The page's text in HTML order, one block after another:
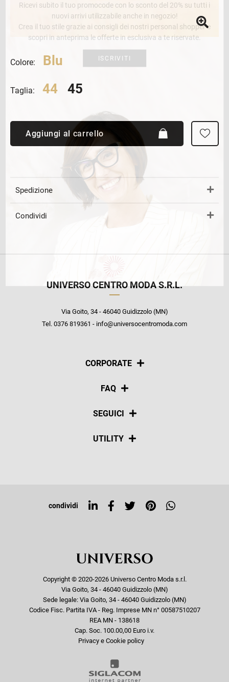
Colore: Blu
Taglia: 44 45
Aggiungi al carrello
Spedizione
Condividi
UNIVERSO CENTRO MODA S.R.L.
Via Goito, 34 - 46040 Guidizzolo (MN)
Tel. 0376 819361 - info@universocentromoda.com
CORPORATE
Chi siamo
FAQ
Pagamenti
SEGUICI
Social
UTILITY
Top ricerche
condividi
Copyright © 2020-2026 Universo Centro Moda s.r.l.
Via Goito, 34 - 46040 Guidizzolo (MN)
Sede legale: Via Goito, 34 - 46040 Guidizzolo (MN)
Codice Fisc. Partita IVA - Reg. Imprese MN n° 00587510207
REA MN - 138618
Cap. Soc. 100.00,00 Euro i.v.
Privacy e Cookie policy
Ricevi subito il tuo promocode con lo sconto del 20% su tutti i
nuovi arrivi utilizzabile anche in negozio!
Crea il tuo stile grazie ai consigli dei nostri personal shopper e
scopri in anteprima le offerte in esclusiva a te riservate.
ISCRIVITI